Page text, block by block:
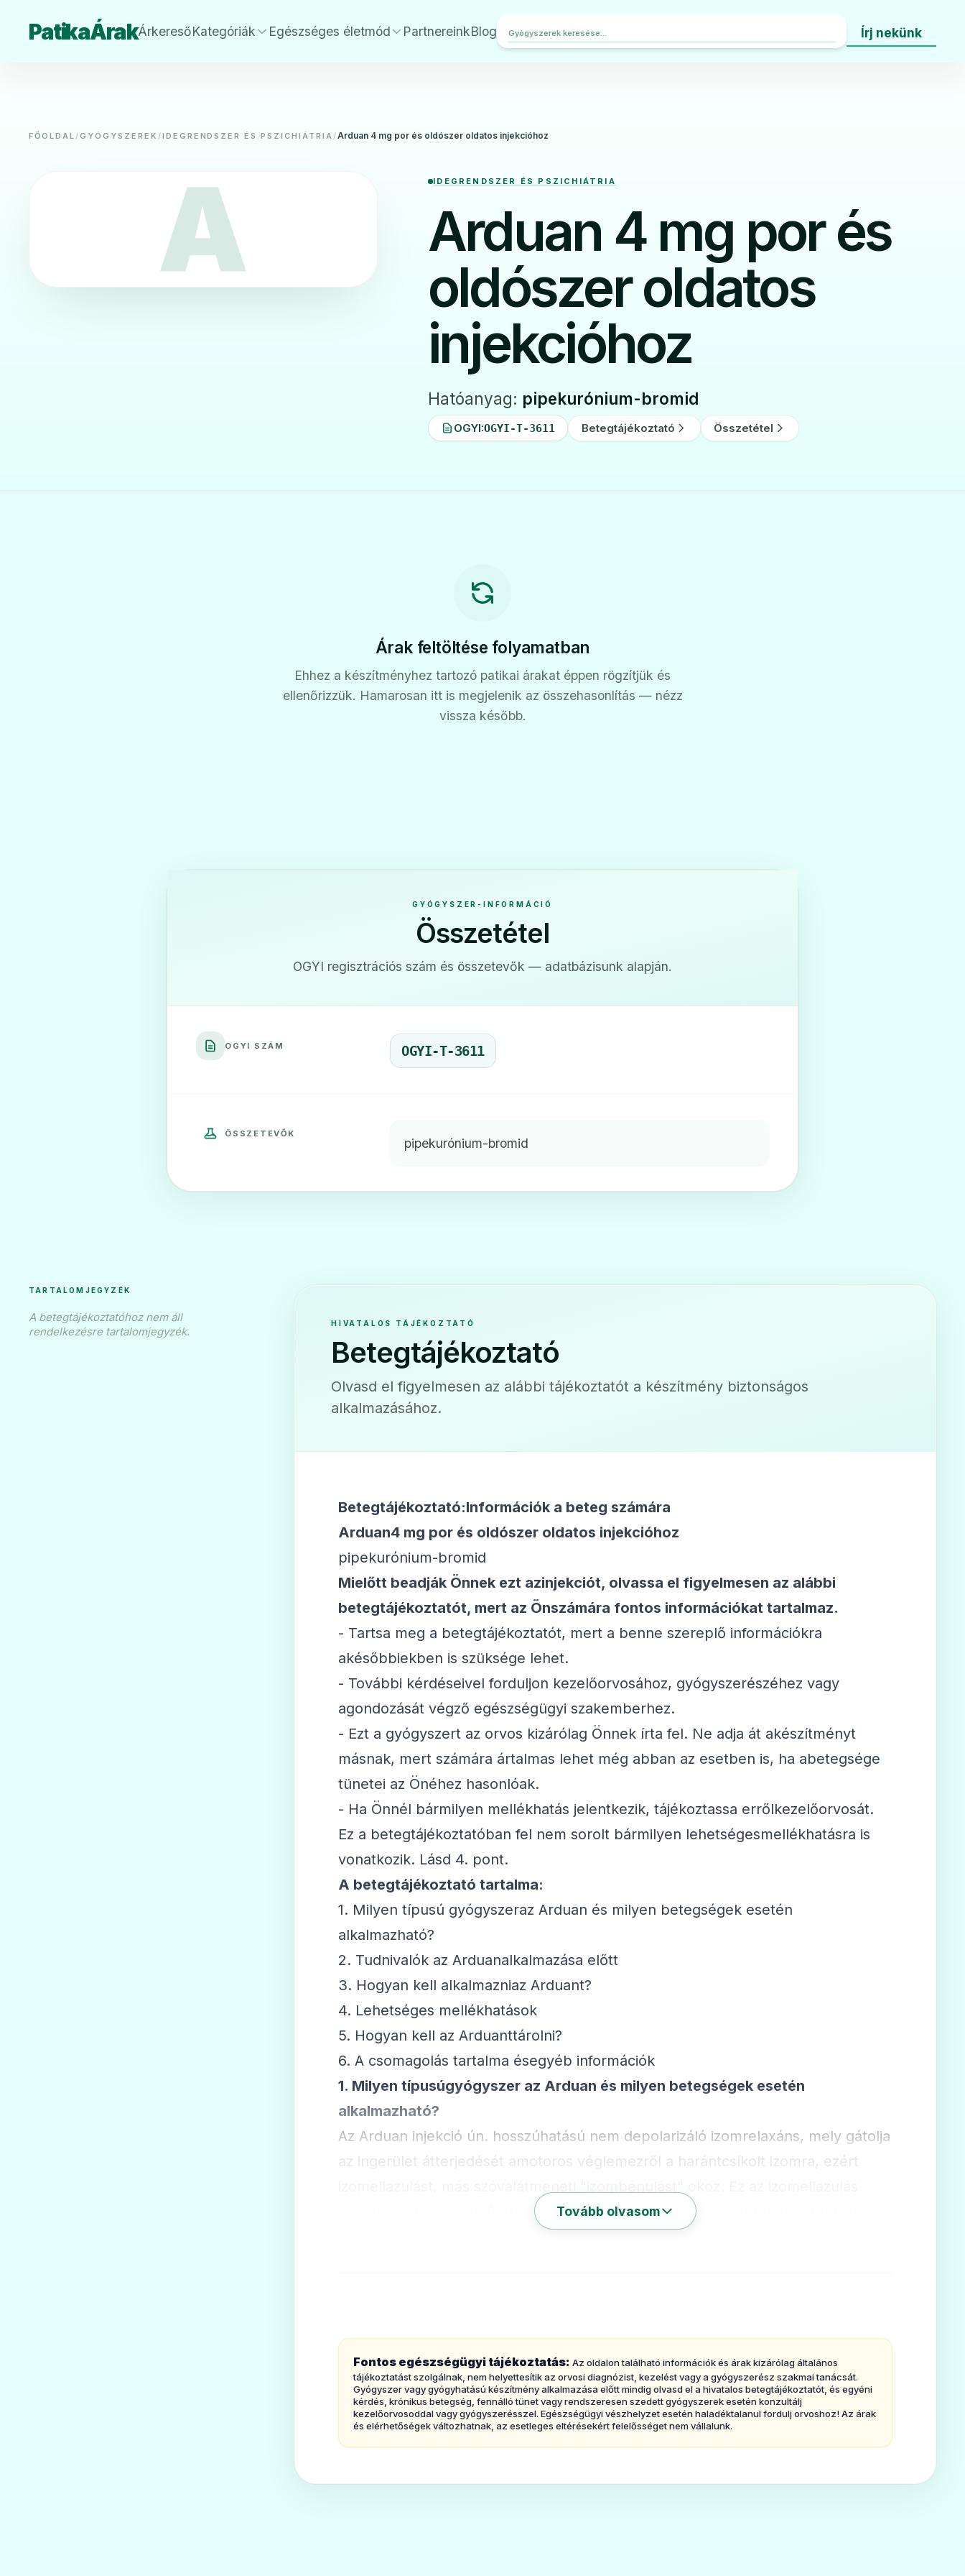
PatikaÁrakÁrkeresőKategóriák Egészséges életmód PartnereinkBlog Írj nekünk
FŐOLDAL/GYÓGYSZEREK /IDEGRENDSZER ÉS PSZICHIÁTRIA/Arduan 4 mg por és oldószer oldatos injekcióhoz
A IDEGRENDSZER ÉS PSZICHIÁTRIA
Arduan 4 mg por és
oldószer oldatos
injekcióhoz
Hatóanyag: pipekurónium-bromid
OGYI:OGYI-T-3611 Betegtájékoztató Összetétel
Árak feltöltése folyamatban
Ehhez a készítményhez tartozó patikai árakat éppen rögzítjük és
ellenőrizzük. Hamarosan itt is megjelenik az összehasonlítás — nézz
vissza később.
GYÓGYSZER-INFORMÁCIÓ
Összetétel
OGYI regisztrációs szám és összetevők — adatbázisunk alapján.
OGYI SZÁM OGYI-T-3611
ÖSSZETEVŐK
pipekurónium-bromid
TARTALOMJEGYZÉK
A betegtájékoztatóhoz nem áll
rendelkezésre tartalomjegyzék.
HIVATALOS TÁJÉKOZTATÓ
Betegtájékoztató
Olvasd el figyelmesen az alábbi tájékoztatót a készítmény biztonságos
alkalmazásához.
Betegtájékoztató:Információk a beteg számára
Arduan4 mg por és oldószer oldatos injekcióhoz
pipekurónium-bromid
Mielőtt beadják Önnek ezt azinjekciót, olvassa el figyelmesen az alábbi
betegtájékoztatót, mert az Önszámára fontos információkat tartalmaz.
- Tartsa meg a betegtájékoztatót, mert a benne szereplő információkra
akésőbbiekben is szüksége lehet.
- További kérdéseivel forduljon kezelőorvosához, gyógyszerészéhez vagy
agondozását végző egészségügyi szakemberhez.
- Ezt a gyógyszert az orvos kizárólag Önnek írta fel. Ne adja át akészítményt
másnak, mert számára ártalmas lehet még abban az esetben is, ha abetegsége
tünetei az Önéhez hasonlóak.
- Ha Önnél bármilyen mellékhatás jelentkezik, tájékoztassa errőlkezelőorvosát.
Ez a betegtájékoztatóban fel nem sorolt bármilyen lehetségesmellékhatásra is
vonatkozik. Lásd 4. pont.
A betegtájékoztató tartalma:
1. Milyen típusú gyógyszeraz Arduan és milyen betegségek esetén
alkalmazható?
2. Tudnivalók az Arduanalkalmazása előtt
3. Hogyan kell alkalmazniaz Arduant?
4. Lehetséges mellékhatások
5. Hogyan kell az Arduanttárolni?
6. A csomagolás tartalma ésegyéb információk
1. Milyen típusúgyógyszer az Arduan és milyen betegségek esetén
alkalmazható?
Az Arduan injekció ún. hosszúhatású nem depolarizáló izomrelaxáns, mely gátolja
az ingerület átterjedését amotoros véglemezről a harántcsíkolt izomra, ezért
szükséges bizonyosmûtétek elvégzéséhez. Amíg a gyógyszer hatása fennáll,
felsorolt) egyéb összetevőjére.
Figyelmeztetések ésóvintézkedések
Beszéljen kezelőorvosával,mielőtt az Arduan-t beadják Önnek.
Az Arduan injekció fokozott elővigyázatossággal alkalmazható, ha Önnek
- súlyosan májbetegsége van,
- súlyosan vesebetegsége van,
Tovább olvasom
Fontos egészségügyi tájékoztatás: Az oldalon található információk és árak kizárólag általános
tájékoztatást szolgálnak, nem helyettesítik az orvosi diagnózist, kezelést vagy a gyógyszerész szakmai tanácsát.
Gyógyszer vagy gyógyhatású készítmény alkalmazása előtt mindig olvasd el a hivatalos betegtájékoztatót, és egyéni
kérdés, krónikus betegség, fennálló tünet vagy rendszeresen szedett gyógyszerek esetén konzultálj
kezelőorvosoddal vagy gyógyszerésszel. Egészségügyi vészhelyzet esetén haladéktalanul fordulj orvoshoz! Az árak
és elérhetőségek változhatnak, az esetleges eltérésekért felelősséget nem vállalunk.